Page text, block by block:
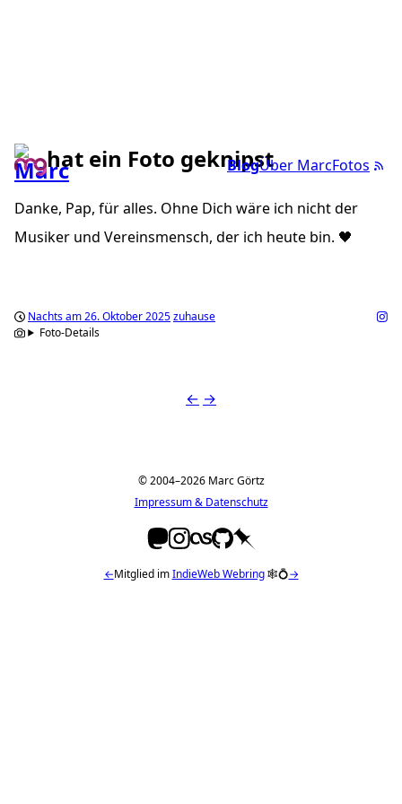
BlogÜber MarcFotos
hat ein Foto geknipst
Danke, Pap, für alles. Ohne Dich wäre ich nicht der
Musiker und Vereinsmensch, der ich heute bin. 🖤
Nachts am 26. Oktober 2025zuhause
Foto-Details
← →
© 2004–2026 Marc Görtz
Impressum & Datenschutz
←Mitglied imIndieWeb Webring🕸💍→